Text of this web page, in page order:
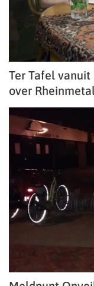
Ter Tafel vanuit
over